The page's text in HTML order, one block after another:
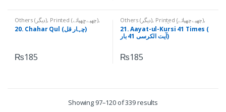
Others (دیگر), Printed (چھپےچھپائے),
Qurani Suratain (قرآنی سورتیں) 20. Chahar Qul (چہار قل)
₨185
Others (دیگر), Printed (چھپےچھپائے),
Qurani Aayaat (قرآنی آیات)
21. Aayat-ul-Kursi 41 Times (
آیت الکرسی 41 بار)
₨185
Showing 97–120 of 339 results